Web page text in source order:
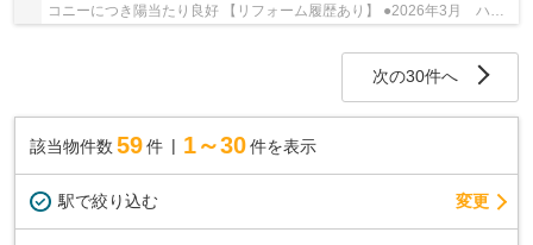
コニーにつき陽当たり良好 【リフォーム履歴あり】 ●2026年3月 ハウ
スクリーニング ●2010年4月 建具取替、CF・ク...
次の30件へ
該当物件数 59件 1～30 件を表示
駅で絞り込む 変更